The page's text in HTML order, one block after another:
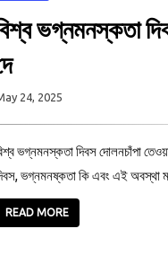
ভগ্নমনস্কতা
24, 2025
ভগ্নমনস্কতা দিবস দোলনচাঁপা
ভগ্নমনষ্কতা কি এবং এই
READ MORE